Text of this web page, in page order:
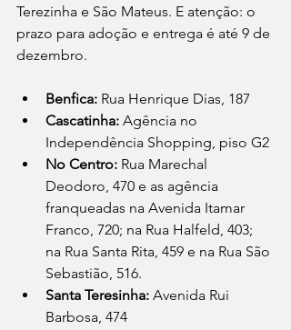
Terezinha e São Mateus. E atenção: o
prazo para adoção e entrega é até 9 de
dezembro.
Benfica: Rua Henrique Dias, 187
Cascatinha: Agência no
Independência Shopping, piso G2
No Centro: Rua Marechal
Deodoro, 470 e as agência
franqueadas na Avenida Itamar
Franco, 720; na Rua Halfeld, 403;
na Rua Santa Rita, 459 e na Rua São
Sebastião, 516.
Santa Teresinha: Avenida Rui
Barbosa, 474